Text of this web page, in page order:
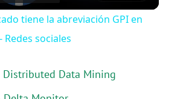
a
y
tiene la abreviación GPI en
Redes sociales
Data Mining